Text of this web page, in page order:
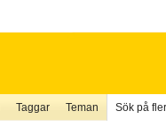
Taggar Teman Sök på